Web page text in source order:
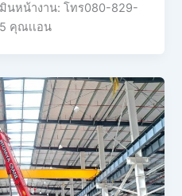
นหน้างาน: โทร080-829-
คุณเเอน